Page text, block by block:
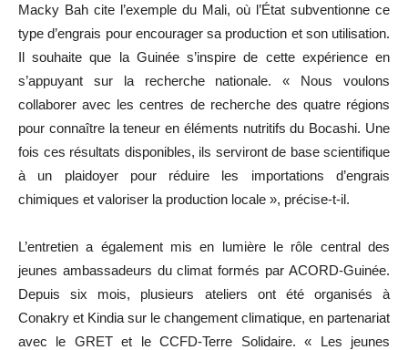
Macky Bah cite l’exemple du Mali, où l’État subventionne ce
type d’engrais pour encourager sa production et son utilisation.
Il souhaite que la Guinée s’inspire de cette expérience en
s’appuyant sur la recherche nationale. « Nous voulons
collaborer avec les centres de recherche des quatre régions
pour connaître la teneur en éléments nutritifs du Bocashi. Une
fois ces résultats disponibles, ils serviront de base scientifique
à un plaidoyer pour réduire les importations d’engrais
chimiques et valoriser la production locale », précise-t-il.
L’entretien a également mis en lumière le rôle central des
jeunes ambassadeurs du climat formés par ACORD-Guinée.
Depuis six mois, plusieurs ateliers ont été organisés à
Conakry et Kindia sur le changement climatique, en partenariat
avec le GRET et le CCFD-Terre Solidaire. « Les jeunes